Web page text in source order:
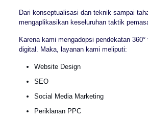
Dari konseptualisasi dan teknik sampai
mengaplikasikan keseluruhan taktik
Karena kami mengadopsi pendekatan
digital. Maka, layanan kami meliputi:
Website Design
SEO
Social Media Marketing
Periklanan PPC